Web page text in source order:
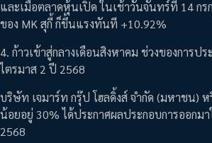
และเมื่อตลาดหุ้นเปิด ในเช้าวันจันทร์ที่ 14 ก
ของ MK สุกี้ ก็ขึ้นแรงทันที +10.92%
4. ก้าวเข้าสู่กลางเดือนสิงหาคม ช่วงของการป
ไตรมาส 2 ปี 2568
บริษัท เจมาร์ท กรุ๊ป โฮลดิ้งส์ จำกัด (มหาชน)
น้อยอยู่ 30% ได้ประกาศผลประกอบการออกม
2568